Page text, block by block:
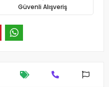
Güvenli Alışveriş